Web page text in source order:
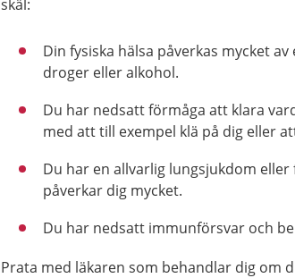
skäl:
Din fysiska hälsa påverkas mycket
droger eller alkohol.
Du har nedsatt förmåga att klara
med att till exempel klä på dig eller
Du har en allvarlig lungsjukdom
påverkar dig mycket.
Du har nedsatt immunförsvar och
Prata med läkaren som behandlar dig om